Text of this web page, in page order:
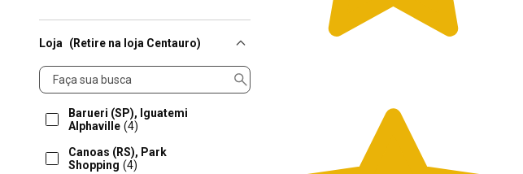
Loja (Retire na loja Centauro)
Loja
Barueri (SP), Iguatemi
Alphaville (4)
Canoas (RS), Park
Shopping (4)